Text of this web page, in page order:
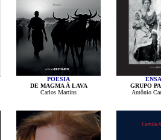
POESIA
DE MAGMA À LAVA
Carlos Martins
GRUPO
Antônio